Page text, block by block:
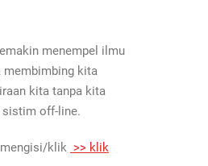
menempel ilmu
membimbing kita
kita tanpa kita
sistim off-line.
klik >> klik